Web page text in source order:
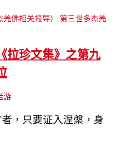
佛相关报导）
第三世多杰羌
拉珍文集》之第九
游
，只要证入涅槃，身